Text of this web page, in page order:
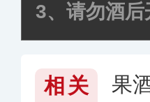
3、请勿酒后
相关
果